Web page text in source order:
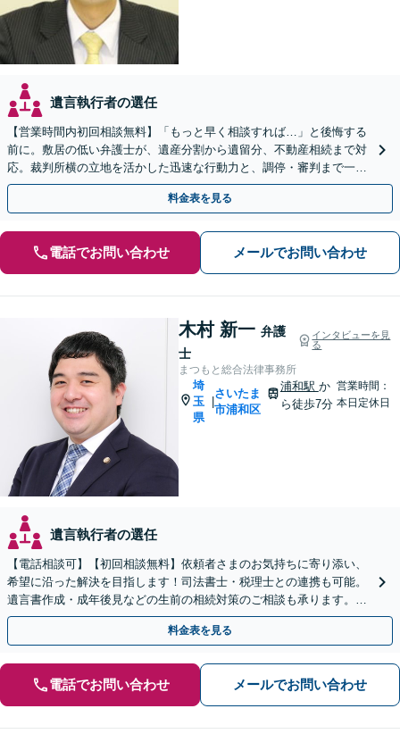
遺言執行者の選任
【営業時間内初回相談無料】「もっと早く相談すれば…」と後悔する
前に。敷居の低い弁護士が、遺産分割から遺留分、不動産相続まで対
応。裁判所横の立地を活かした迅速な行動力と、調停・審判まで一貫
対応できるのが強みです。埼玉県内出張も可能です。
料金表を見る
電話でお問い合わせ メールでお問い合わせ
木村 新一 弁護
士
インタビューを見
る
まつもと総合法律事務所
埼
玉
県
|
さいたま
市浦和区
浦和駅 か
ら徒歩7分
営業時間：
本日定休日
遺言執行者の選任
【電話相談可】【初回相談無料】依頼者さまのお気持ちに寄り添い、
希望に沿った解決を目指します！司法書士・税理士との連携も可能。
遺言書作成・成年後見などの生前の相続対策のご相談も承ります。
【夜間／休日の相談可能】
料金表を見る
電話でお問い合わせ メールでお問い合わせ